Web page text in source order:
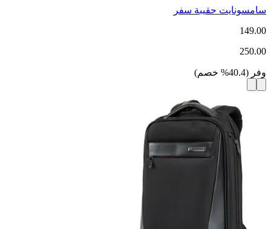
سامسونايت حقيبة سفر
149.00
250.00
وفر (
40.4
% خصم)